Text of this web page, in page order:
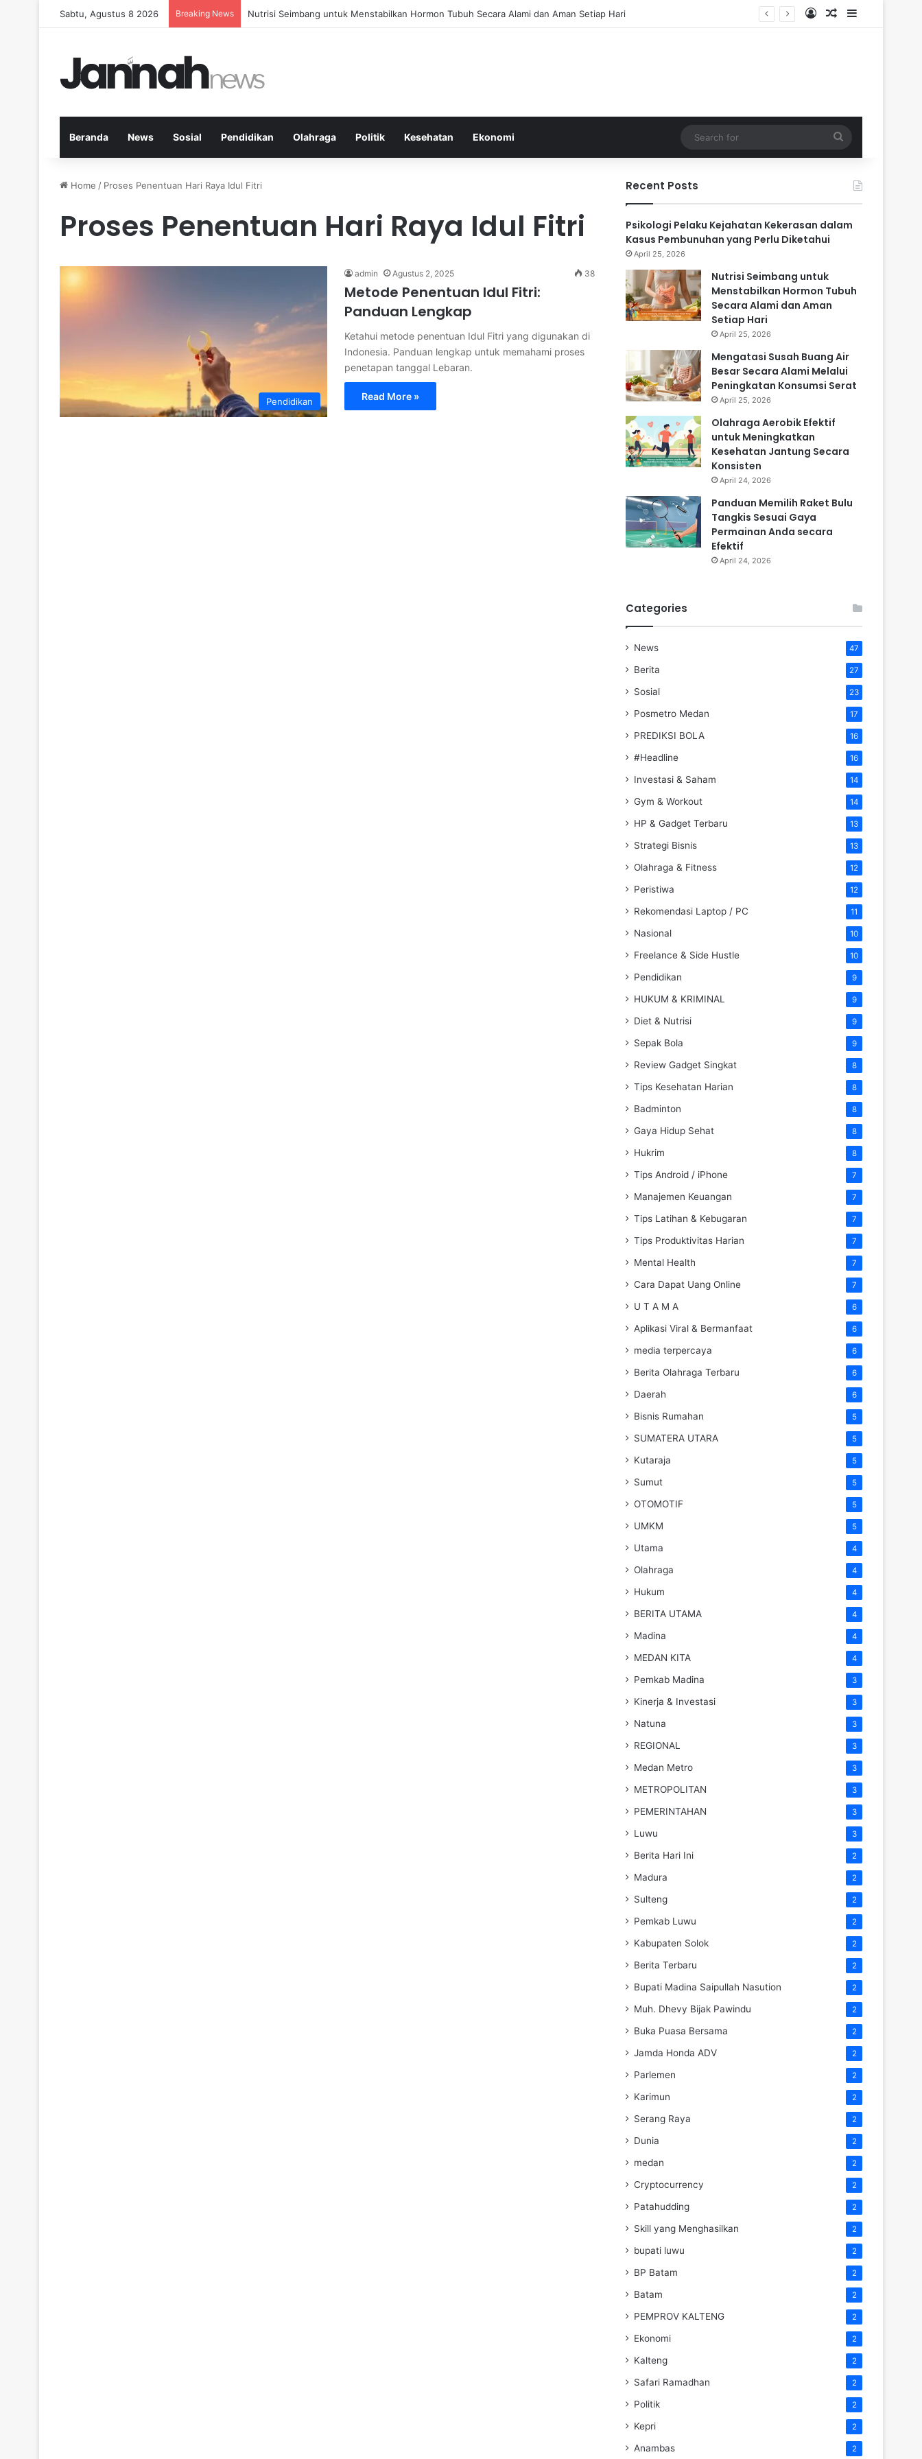
Sabtu, Agustus 8 2026 Breaking News Nutrisi Seimbang untuk Menstabilkan Hormon Tubuh Secara Alami dan Aman Setiap Hari Log InRandom Article
Sidebar
Beranda News Sosial Pendidikan Olahraga Politik Kesehatan Ekonomi
for
Home / Proses Penentuan Hari Raya Idul Fitri
Proses Penentuan Hari Raya Idul Fitri
Pendidikan
admin Agustus 2, 2025 38
Metode Penentuan Idul Fitri:
Panduan Lengkap
Ketahui metode penentuan Idul Fitri yang digunakan di
Indonesia. Panduan lengkap untuk memahami proses
penetapan tanggal Lebaran.
Read More »
Recent Posts
Psikologi Pelaku Kejahatan Kekerasan dalam
Kasus Pembunuhan yang Perlu Diketahui
April 25, 2026
Nutrisi Seimbang untuk
Menstabilkan Hormon Tubuh
Secara Alami dan Aman
Setiap Hari
April 25, 2026
Mengatasi Susah Buang Air
Besar Secara Alami Melalui
Peningkatan Konsumsi Serat
April 25, 2026
Olahraga Aerobik Efektif
untuk Meningkatkan
Kesehatan Jantung Secara
Konsisten
April 24, 2026
Panduan Memilih Raket Bulu
Tangkis Sesuai Gaya
Permainan Anda secara
Efektif
April 24, 2026
Categories
News 47
Berita 27
Sosial 23
Posmetro Medan 17
PREDIKSI BOLA 16
#Headline 16
Investasi & Saham 14
Gym & Workout 14
HP & Gadget Terbaru 13
Strategi Bisnis 13
Olahraga & Fitness 12
Peristiwa 12
Rekomendasi Laptop / PC 11
Nasional 10
Freelance & Side Hustle 10
Pendidikan 9
HUKUM & KRIMINAL 9
Diet & Nutrisi 9
Sepak Bola 9
Review Gadget Singkat 8
Tips Kesehatan Harian 8
Badminton 8
Gaya Hidup Sehat 8
Hukrim 8
Tips Android / iPhone 7
Manajemen Keuangan 7
Tips Latihan & Kebugaran 7
Tips Produktivitas Harian 7
Mental Health 7
Cara Dapat Uang Online 7
U T A M A 6
Aplikasi Viral & Bermanfaat 6
media terpercaya 6
Berita Olahraga Terbaru 6
Daerah 6
Bisnis Rumahan 5
SUMATERA UTARA 5
Kutaraja 5
Sumut 5
OTOMOTIF 5
UMKM 5
Utama 4
Olahraga 4
Hukum 4
BERITA UTAMA 4
Madina 4
MEDAN KITA 4
Pemkab Madina 3
Kinerja & Investasi 3
Natuna 3
REGIONAL 3
Medan Metro 3
METROPOLITAN 3
PEMERINTAHAN 3
Luwu 3
Berita Hari Ini 2
Madura 2
Sulteng 2
Pemkab Luwu 2
Kabupaten Solok 2
Berita Terbaru 2
Bupati Madina Saipullah Nasution 2
Muh. Dhevy Bijak Pawindu 2
Buka Puasa Bersama 2
Jamda Honda ADV 2
Parlemen 2
Karimun 2
Serang Raya 2
Dunia 2
medan 2
Cryptocurrency 2
Patahudding 2
Skill yang Menghasilkan 2
bupati luwu 2
BP Batam 2
Batam 2
PEMPROV KALTENG 2
Ekonomi 2
Kalteng 2
Safari Ramadhan 2
Politik 2
Kepri 2
Anambas 2